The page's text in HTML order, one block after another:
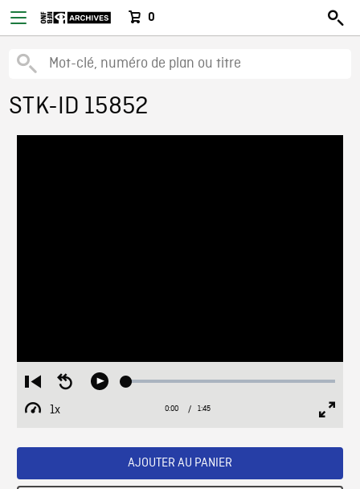
0
STK-ID 15852
Restart
from
beginning
Seek
Play Loaded:
1x
Playback
Current
0:00 / Duration
1:45
AJOUTER AU PANIER